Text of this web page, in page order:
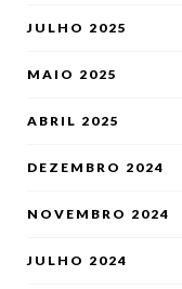
JULHO 2025
MAIO 2025
ABRIL 2025
DEZEMBRO 2024
NOVEMBRO 2024
JULHO 2024